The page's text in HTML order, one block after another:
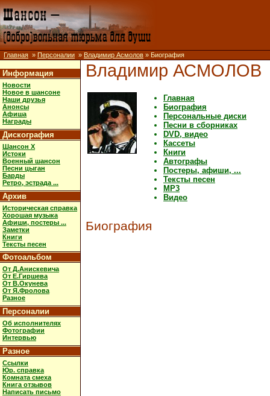
Главная » Персоналии » Владимир Асмолов » Биография
Информация
Новости
Новое в шансоне
Наши друзья
Анонсы
Афиша
Награды
Дискография
Шансон X
Истоки
Военный шансон
Песни цыган
Барды
Ретро, эстрада ...
Архив
Историческая справка
Хорошая музыка
Афиши, постеры ...
Заметки
Книги
Тексты песен
Фотоальбом
От Д.Анискевича
От Е.Гиршева
От В.Окунева
От Я.Фролова
Разное
Персоналии
Об исполнителях
Фотографии
Интервью
Разное
Ссылки
Юр. справка
Комната смеха
Книга отзывов
Написать письмо
Владимир АСМОЛОВ
Главная
Биография
Персональные диски
Песни в сборниках
DVD, видео
Кассеты
Книги
Автографы
Постеры, афиши, ...
Тексты песен
MP3
Видео
Биография